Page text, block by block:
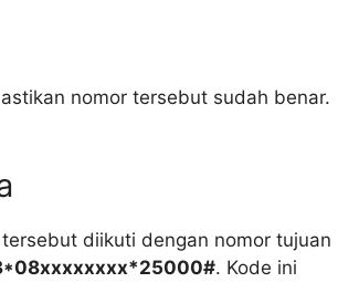
nomor tersebut sudah benar.
diikuti dengan nomor tujuan
. Kode ini